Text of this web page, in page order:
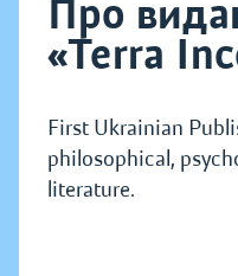
Про
«Terra
First Ukrainian
philosophical,
literature.